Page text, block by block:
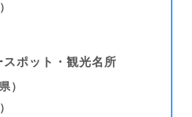
ポット・観光名所
）